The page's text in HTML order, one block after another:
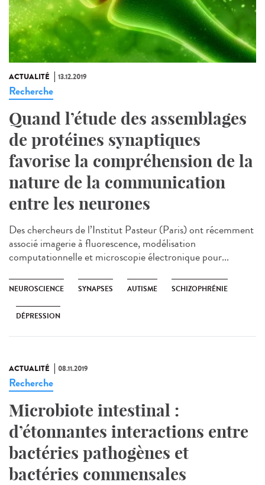
ACTUALITÉ 13.12.2019
Recherche
Quand l’étude des assemblages
de protéines synaptiques
favorise la compréhension de la
nature de la communication
entre les neurones
Des chercheurs de l’Institut Pasteur (Paris) ont récemment
associé imagerie à fluorescence, modélisation
computationnelle et microscopie électronique pour...
NEUROSCIENCE SYNAPSES AUTISME SCHIZOPHRÉNIE
DÉPRESSION
ACTUALITÉ 08.11.2019
Recherche
Microbiote intestinal :
d’étonnantes interactions entre
bactéries pathogènes et
bactéries commensales